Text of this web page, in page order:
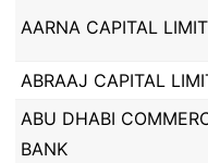
AARNA CAPITAL
ABRAAJ CAPITAL
ABU DHABI
BANK